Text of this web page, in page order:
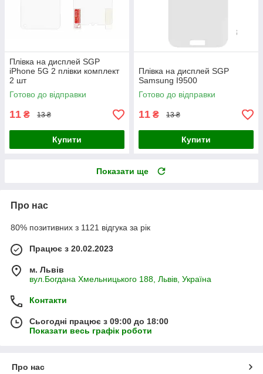
Плівка на дисплей SGP
iPhone 5G 2 плівки комплект
2 шт
Готово до відправки
11 ₴ 13 ₴
Купити
Плівка на дисплей SGP
Samsung I9500
Готово до відправки
11 ₴ 13 ₴
Купити
Показати ще
Про нас
80% позитивних з 1121 відгука за рік
Працює з 20.02.2023
м. Львів
вул.Богдана Хмельницького 188, Львів, Україна
Контакти
Сьогодні працює з 09:00 до 18:00
Показати весь графік роботи
Про нас